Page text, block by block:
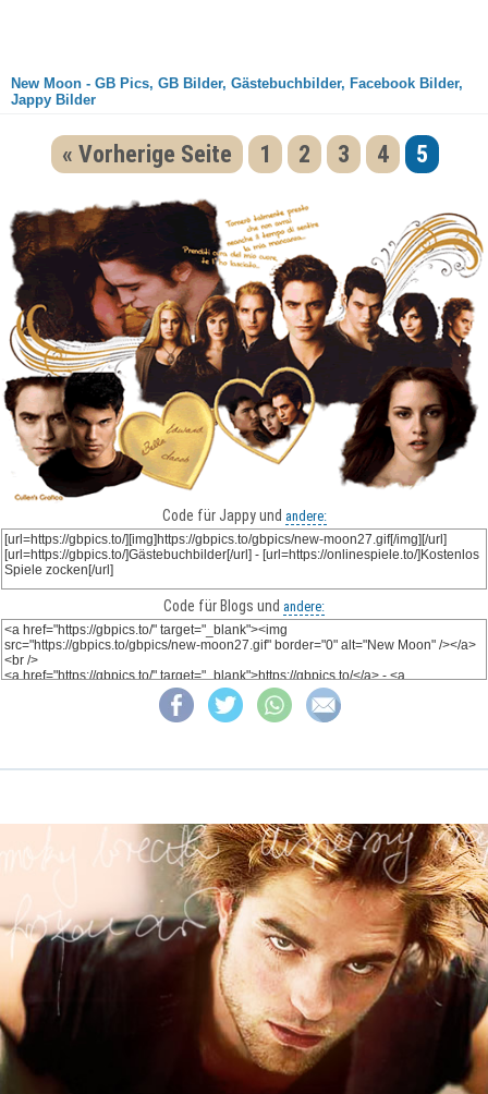
New Moon - GB Pics, GB Bilder, Gästebuchbilder, Facebook Bilder,
Jappy Bilder
« Vorherige Seite 1 2 3 4 5
Code für Jappy und andere:
Code für Blogs und andere: